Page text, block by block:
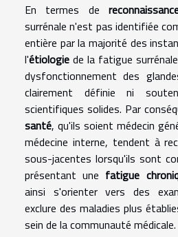
En termes de
surrénale n'est pas identifiée
entière par la majorité des
l'étiologie de la fatigue
dysfonctionnement des
clairement définie ni
scientifiques solides. Par
santé, qu'ils soient médecin
médecine interne, tendent à
sous-jacentes lorsqu'ils sont
présentant une fatigue
ainsi s'orienter vers des
exclure des maladies plus
sein de la communauté médicale.